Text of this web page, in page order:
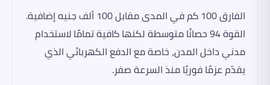
الفارق 100 كم في المدى مقابل 100 ألف جنيه إضافية.
القوة 94 حصانًا متوسطة لكنها كافية تمامًا لاستخدام
مدني داخل المدن، خاصة مع الدفع الكهربائي الذي
يقدّم عزمًا فوريًا منذ السرعة صفر.